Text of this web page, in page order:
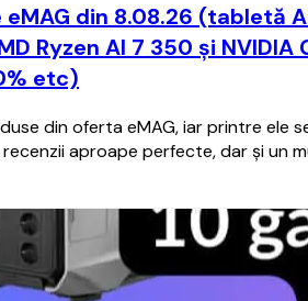
eMAG din 8.08.26
Ryzen AI 7 350 și
etc)
din oferta eMAG, iar printre ele
aproape perfecte, dar și un